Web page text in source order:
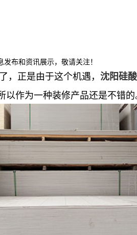
布和资讯展示，敬请关注！
正是由于这个机遇， 沈阳硅
作为一种装修产品还是不错的